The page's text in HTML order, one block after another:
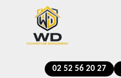
02 52 56 20 27